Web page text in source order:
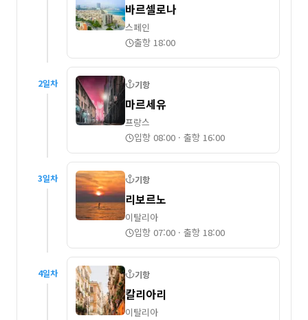
바르셀로나
스페인
출항 18:00
2일차 기항
마르세유
프랑스
입항 08:00 · 출항 16:00
3일차 기항
리보르노
이탈리아
입항 07:00 · 출항 18:00
4일차 기항
칼리아리
이탈리아